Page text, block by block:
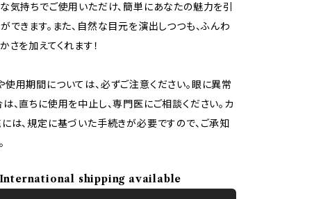
気持ちでご使用いただけ、簡単にあなたの魅力を引
できます。また、自然な目元を演出しつつも、ふんわ
さを加えてくれます！
用期間については、必ずご注意ください。眼に異常
、直ちに使用を中止し、専門医にご相談ください。カ
は、規定に基づいた手続きが必要ですので、ご承知
International shipping available